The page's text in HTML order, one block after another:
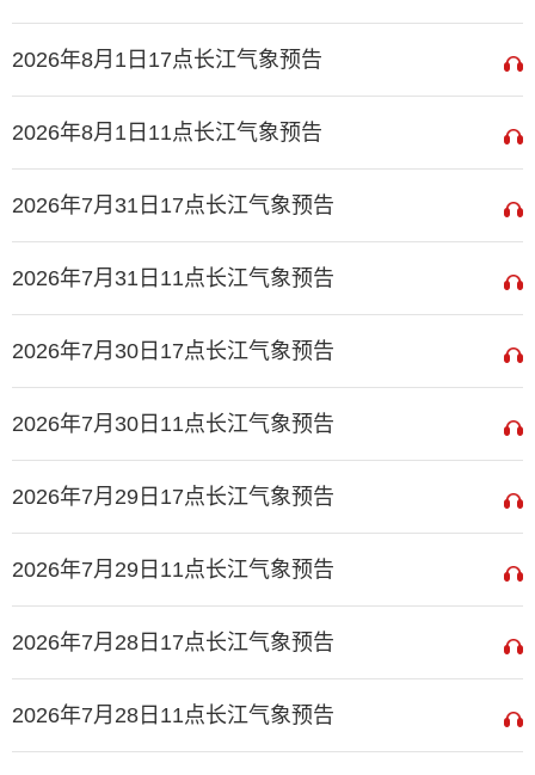
2026年8月1日17点长江气象预告
2026年8月1日11点长江气象预告
2026年7月31日17点长江气象预告
2026年7月31日11点长江气象预告
2026年7月30日17点长江气象预告
2026年7月30日11点长江气象预告
2026年7月29日17点长江气象预告
2026年7月29日11点长江气象预告
2026年7月28日17点长江气象预告
2026年7月28日11点长江气象预告